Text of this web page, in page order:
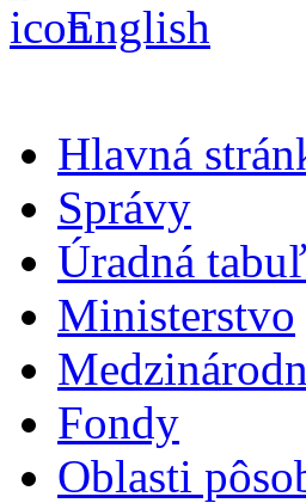
English
Hlavná
Správy
Úradná
Ministerstvo
Fondy
Oblasti